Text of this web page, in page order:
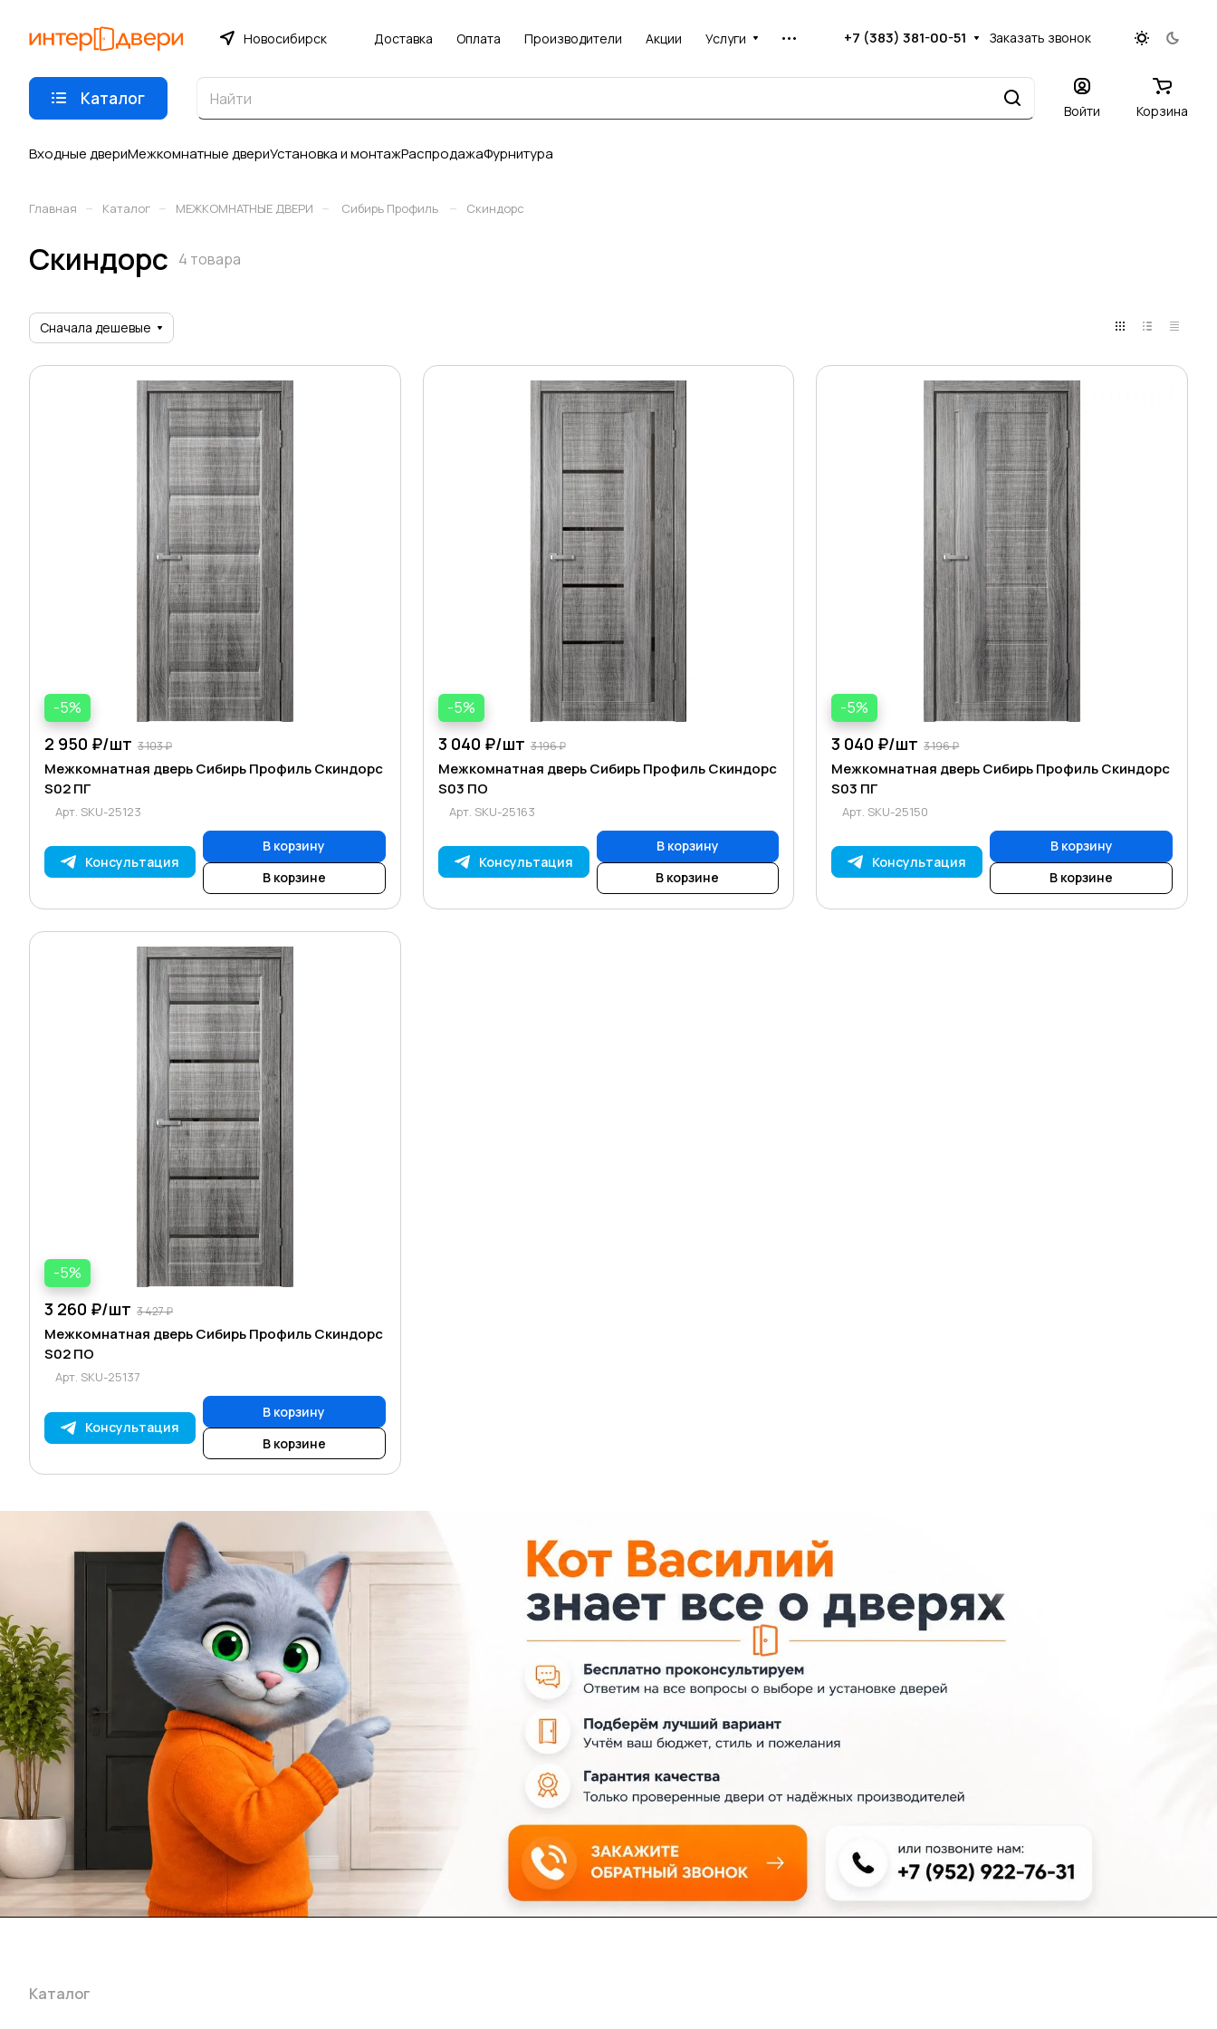
Новосибирск Доставка Оплата Производители Акции Услуги +7 (383) 381-00-51 Заказать звонок
Каталог
Войти Корзина
Входные двериМежкомнатные двериУстановка и монтажРаспродажаФурнитура
Главная – Каталог – МЕЖКОМНАТНЫЕ ДВЕРИ – Сибирь Профиль – Скиндорс
Скиндорс 4 товара
Сначала дешевые
-5%
2 950 ₽/шт 3 103 ₽
Межкомнатная дверь Сибирь Профиль Скиндорс
S02 ПГ
Арт. SKU-25123
Консультация
В корзину
В корзине
-5%
3 040 ₽/шт 3 196 ₽
Межкомнатная дверь Сибирь Профиль Скиндорс
S03 ПО
Арт. SKU-25163
Консультация
В корзину
В корзине
-5%
3 040 ₽/шт 3 196 ₽
Межкомнатная дверь Сибирь Профиль Скиндорс
S03 ПГ
Арт. SKU-25150
Консультация
В корзину
В корзине
-5%
3 260 ₽/шт 3 427 ₽
Межкомнатная дверь Сибирь Профиль Скиндорс
S02 ПО
Арт. SKU-25137
Консультация
В корзину
В корзине
Каталог